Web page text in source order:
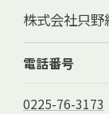
株式会社只野
電話番号
0225-76-3173